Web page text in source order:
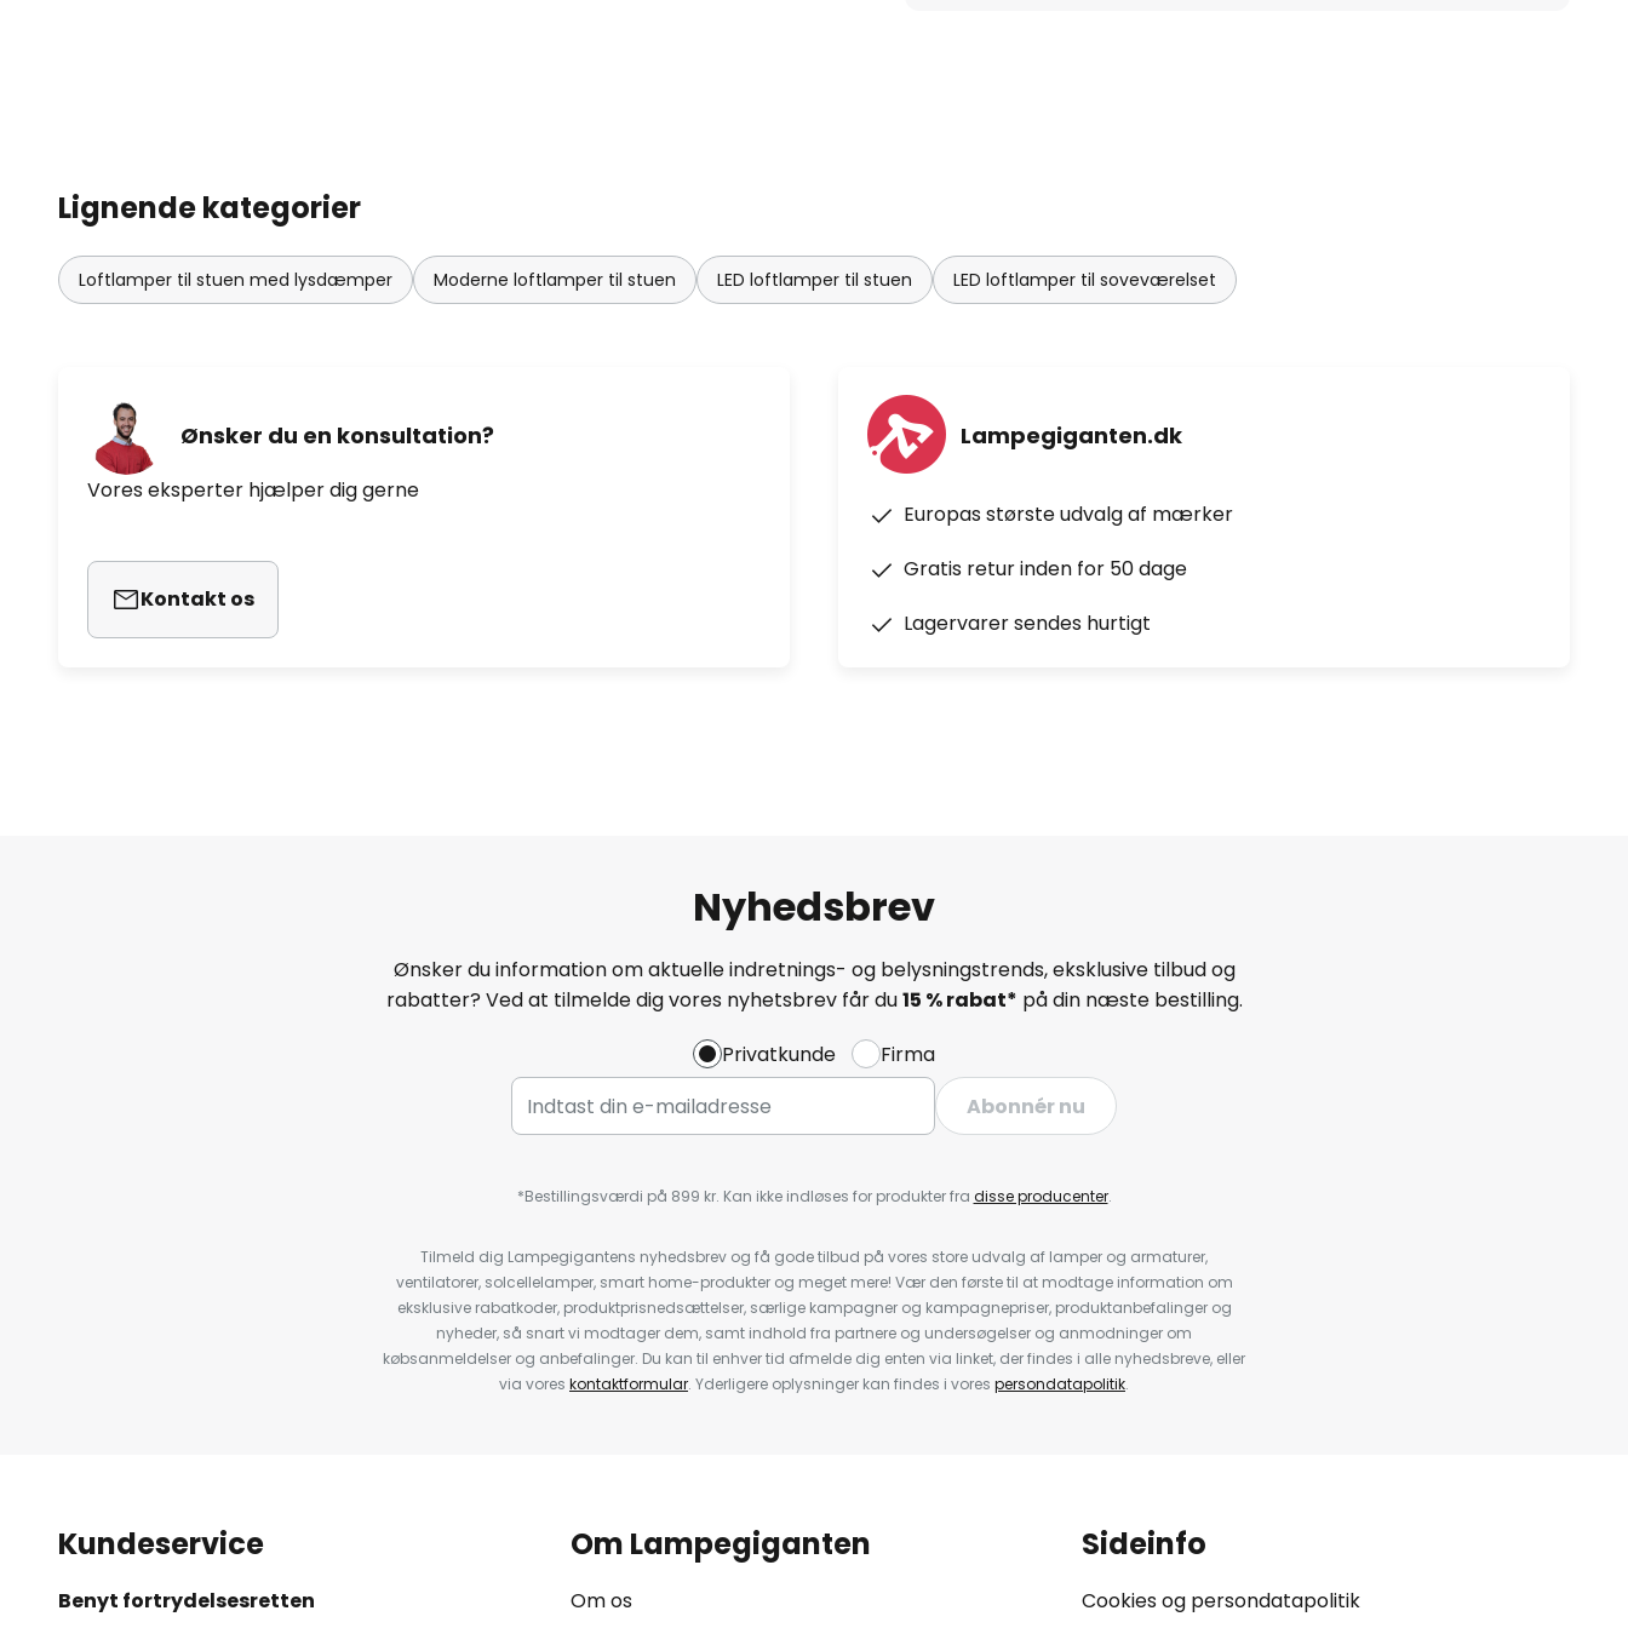
Lignende kategorier
Loftlamper til stuen med lysdæmper Moderne loftlamper til stuen LED loftlamper til stuen LED loftlamper til soveværelset
Ønsker du en konsultation?
Vores eksperter hjælper dig gerne
Kontakt os
Lampegiganten.dk
Europas største udvalg af mærker
Gratis retur inden for 50 dage
Lagervarer sendes hurtigt
Nyhedsbrev
Ønsker du information om aktuelle indretnings- og belysningstrends, eksklusive tilbud og
rabatter? Ved at tilmelde dig vores nyhetsbrev får du15 % rabat* på din næste bestilling.
Privatkunde
Firma
Abonnér nu
*Bestillingsværdi på 899 kr. Kan ikke indløses for produkter fra disse producenter.
Tilmeld dig Lampegigantens nyhedsbrev og få gode tilbud på vores store udvalg af lamper og armaturer,
ventilatorer, solcellelamper, smart home-produkter og meget mere! Vær den første til at modtage information om
eksklusive rabatkoder, produktprisnedsættelser, særlige kampagner og kampagnepriser, produktanbefalinger og
nyheder, så snart vi modtager dem, samt indhold fra partnere og undersøgelser og anmodninger om
købsanmeldelser og anbefalinger. Du kan til enhver tid afmelde dig enten via linket, der findes i alle nyhedsbreve, eller
via vores kontaktformular. Yderligere oplysninger kan findes i vores persondatapolitik.
Kundeservice
Benyt fortrydelsesretten
Om Lampegiganten
Om os
Sideinfo
Cookies og persondatapolitik